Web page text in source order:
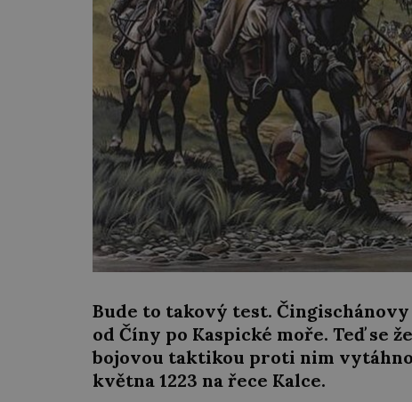
Bude to takový test.
od Číny po Kaspické moře. Teď se
bojovou taktikou proti nim
května 1223 na řece Kalce.